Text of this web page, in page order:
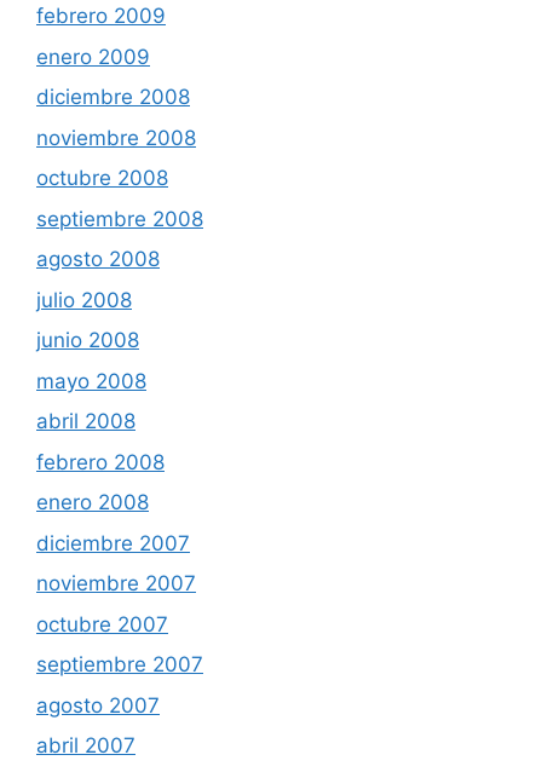
febrero 2009
enero 2009
diciembre 2008
noviembre 2008
octubre 2008
septiembre 2008
agosto 2008
julio 2008
junio 2008
mayo 2008
abril 2008
febrero 2008
enero 2008
diciembre 2007
noviembre 2007
octubre 2007
septiembre 2007
agosto 2007
abril 2007